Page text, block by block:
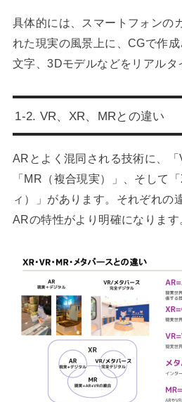
具体的には、スマートフォンの
れた現実の風景上に、CGで作
文字、3Dモデルなどをリアルタ
1-2. VR、XR、MRとの違い
ARとよく混同される技術に、「
「MR（複合現実）」、そして
ィ）」があります。それぞれの
ARの特性がより明確になります